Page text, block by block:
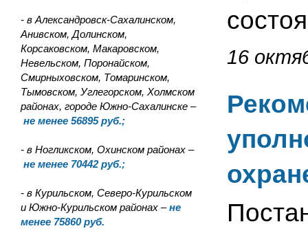
- в Александровск-Сахалинском,
Анивском, Долинском,
Корсаковском, Макаровском,
Невельском, Поронайском,
Смирныховском, Томаринском,
Тымовском, Углегорском, Холмском
районах, городе Южно-Сахалинске –
не менее 56895 руб.;
- в Ногликском, Охинском районах –
не менее 70442 руб.;
- в Курильском, Северо-Курильском
и Южно-Курильском районах – не
менее 75860 руб.
16